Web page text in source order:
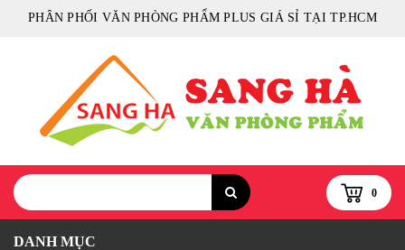
PHÂN PHỐI VĂN PHÒNG PHẨM PLUS GIÁ SỈ TẠI TP.HCM
0
DANH MỤC